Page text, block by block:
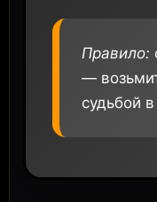
Правило:
—
судьбой